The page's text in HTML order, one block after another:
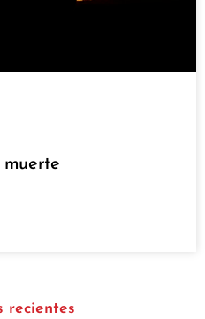
muerte
recientes